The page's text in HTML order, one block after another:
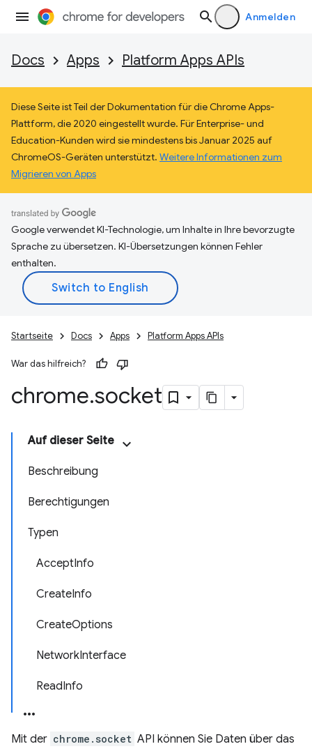
Anmelden
Docs Apps Platform Apps APIs
Diese Seite ist Teil der Dokumentation für die Chrome Apps-
Plattform, die 2020 eingestellt wurde. Für Enterprise- und
Education-Kunden wird sie mindestens bis Januar 2025 auf
ChromeOS-Geräten unterstützt. Weitere Informationen zum
Migrieren von Apps
Google verwendet KI-Technologie, um Inhalte in Ihre bevorzugte
Sprache zu übersetzen. KI-Übersetzungen können Fehler
enthalten.
Startseite Docs Apps Platform Apps APIs
War das hilfreich?
chrome.socket
Auf dieser Seite
Beschreibung
Berechtigungen
Typen
AcceptInfo
CreateInfo
CreateOptions
NetworkInterface
ReadInfo
Mit der chrome.socket API können Sie Daten über das